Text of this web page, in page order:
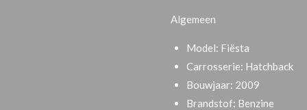
Algemeen
Model: Fiësta
Carrosserie: Hatchback
Bouwjaar: 2009
Brandstof: Benzine